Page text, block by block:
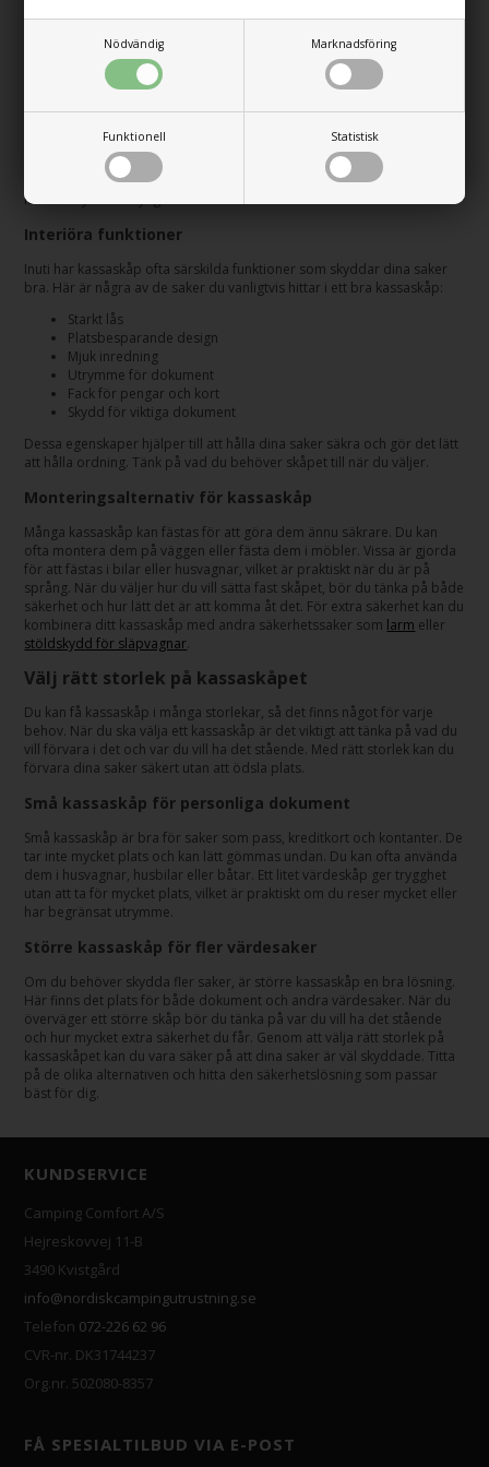
Nödvändig Marknadsföring
Funktionell Statistisk
Säkerhetslösningar för alla situationer
Det finns kassaskåp för många olika platser. Du kan använda dem i
husvagnen, husbilen, båten eller hemma. De passar in på många
ställen, så du alltid kan ha dina saker säkert förvarade.
Material och konstruktion
Kassaskåp är ofta gjorda av starkt stål. Det gör dem mycket hållbara
och bra för att skydda dina saker. Du kan få både lätta skåp som är
lätta att flytta och tyngre modeller för stationärt bruk.
Interiöra funktioner
Inuti har kassaskåp ofta särskilda funktioner som skyddar dina saker
bra. Här är några av de saker du vanligtvis hittar i ett bra kassaskåp:
Starkt lås
Platsbesparande design
Mjuk inredning
Utrymme för dokument
Fack för pengar och kort
Skydd för viktiga dokument
Dessa egenskaper hjälper till att hålla dina saker säkra och gör det lätt
att hålla ordning. Tänk på vad du behöver skåpet till när du väljer.
Monteringsalternativ för kassaskåp
Många kassaskåp kan fästas för att göra dem ännu säkrare. Du kan
ofta montera dem på väggen eller fästa dem i möbler. Vissa är gjorda
för att fästas i bilar eller husvagnar, vilket är praktiskt när du är på
språng. När du väljer hur du vill sätta fast skåpet, bör du tänka på både
säkerhet och hur lätt det är att komma åt det. För extra säkerhet kan du
kombinera ditt kassaskåp med andra säkerhetssaker som larm eller
stöldskydd för släpvagnar.
Välj rätt storlek på kassaskåpet
Du kan få kassaskåp i många storlekar, så det finns något för varje
behov. När du ska välja ett kassaskåp är det viktigt att tänka på vad du
vill förvara i det och var du vill ha det stående. Med rätt storlek kan du
förvara dina saker säkert utan att ödsla plats.
Små kassaskåp för personliga dokument
Små kassaskåp är bra för saker som pass, kreditkort och kontanter. De
tar inte mycket plats och kan lätt gömmas undan. Du kan ofta använda
dem i husvagnar, husbilar eller båtar. Ett litet värdeskåp ger trygghet
utan att ta för mycket plats, vilket är praktiskt om du reser mycket eller
har begränsat utrymme.
Större kassaskåp för fler värdesaker
Om du behöver skydda fler saker, är större kassaskåp en bra lösning.
Här finns det plats för både dokument och andra värdesaker. När du
överväger ett större skåp bör du tänka på var du vill ha det stående
och hur mycket extra säkerhet du får. Genom att välja rätt storlek på
kassaskåpet kan du vara säker på att dina saker är väl skyddade. Titta
på de olika alternativen och hitta den säkerhetslösning som passar
bäst för dig.
KUNDSERVICE
Camping Comfort A/S
Hejreskovvej 11-B
3490 Kvistgård
info@nordiskcampingutrustning.se
Telefon 072-226 62 96
CVR-nr. DK31744237
Org.nr. 502080-8357
FÅ SPESIALTILBUD VIA E-POST